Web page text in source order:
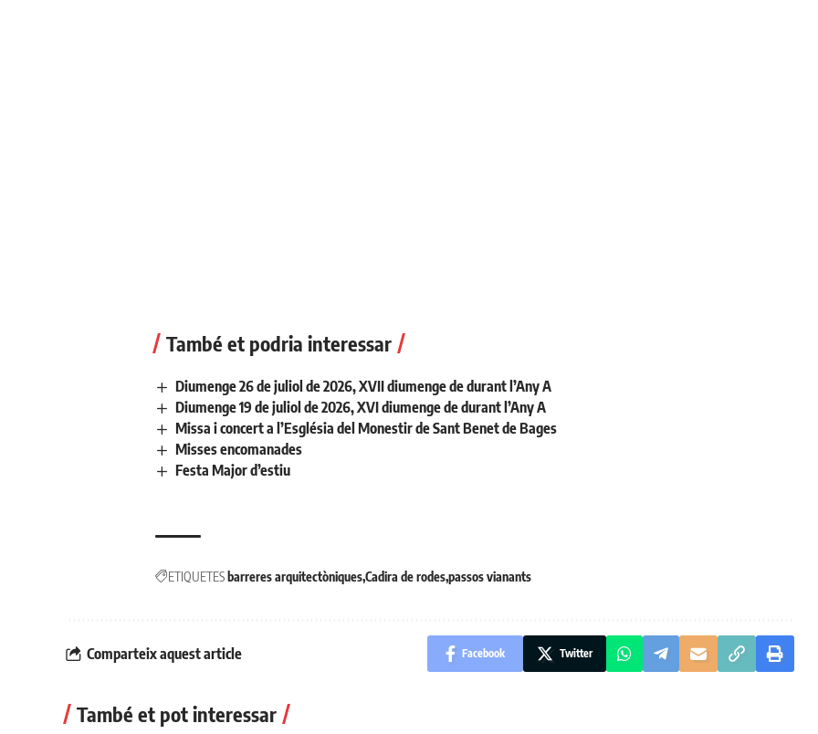
També et podria interessar
Diumenge 26 de juliol de 2026, XVII diumenge de durant l’Any A
Diumenge 19 de juliol de 2026, XVI diumenge de durant l’Any A
Missa i concert a l’Església del Monestir de Sant Benet de Bages
Misses encomanades
Festa Major d’estiu
ETIQUETES barreres arquitectòniquesCadira de rodespassos vianants
Comparteix aquest article Facebook Twitter
També et pot interessar